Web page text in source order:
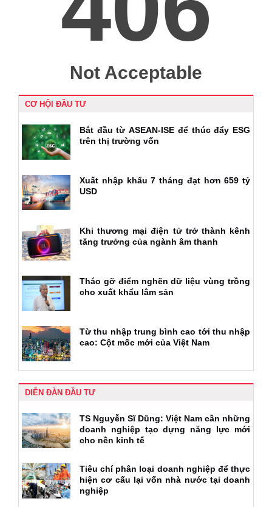
CƠ HỘI ĐẦU TƯ
Bắt đầu từ ASEAN-ISE để thúc đẩy ESG
trên thị trường vốn
Xuất nhập khẩu 7 tháng đạt hơn 659 tỷ
USD
Khi thương mại điện tử trở thành kênh
tăng trưởng của ngành âm thanh
Tháo gỡ điểm nghẽn dữ liệu vùng trồng
cho xuất khẩu lâm sản
Từ thu nhập trung bình cao tới thu nhập
cao: Cột mốc mới của Việt Nam
DIỄN ĐÀN ĐẦU TƯ
TS Nguyễn Sĩ Dũng: Việt Nam cần những
doanh nghiệp tạo dựng năng lực mới
cho nền kinh tế
Tiêu chí phân loại doanh nghiệp để thực
hiện cơ cấu lại vốn nhà nước tại doanh
nghiệp